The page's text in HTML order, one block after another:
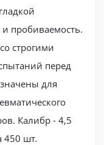
пробиваемость.
строгими
перед
для
Калибр - 4,5
450 шт.